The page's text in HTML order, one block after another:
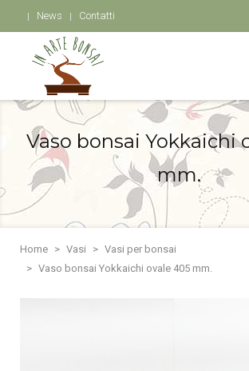
News Contatti
Vaso bonsai Yokkaichi
mm.
Home Vasi
Vasi per bonsai
Vaso bonsai Yokkaichi ovale 405 mm.